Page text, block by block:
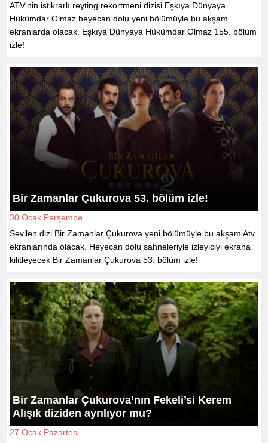
ATV'nin istikrarlı reyting rekortmeni dizisi Eşkıya Dünyaya
Hükümdar Olmaz heyecan dolu yeni bölümüyle bu akşam
ekranlarda olacak. Eşkıya Dünyaya Hükümdar Olmaz 155. bölüm
izle!
Bir Zamanlar Çukurova 53. bölüm izle!
30 Ocak Perşembe
Sevilen dizi Bir Zamanlar Çukurova yeni bölümüyle bu akşam Atv
ekranlarında olacak. Heyecan dolu sahneleriyle izleyiciyi ekrana
kilitleyecek Bir Zamanlar Çukurova 53. bölüm izle!
Bir Zamanlar Çukurova’nın Fekeli’si Kerem
Alışık diziden ayrılıyor mu?
27 Ocak Pazartesi